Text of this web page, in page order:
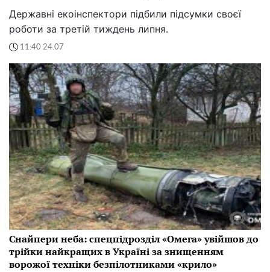
Державні екоінспектори підбили підсумки своєї
роботи за третій тиждень липня.
11:40 24.07
Снайпери неба: спецпідрозділ «Омега» увійшов до
трійки найкращих в Україні за знищенням
ворожої техніки безпілотниками «крило»